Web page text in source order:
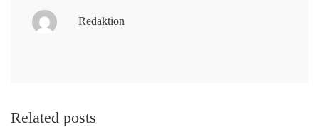
Redaktion
Related posts